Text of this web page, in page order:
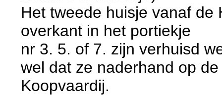
Het tweede huisje vanaf
overkant in het portiekje
nr 3. 5. of 7. zijn verhuisd
wel dat ze naderhand op
Koopvaardij.